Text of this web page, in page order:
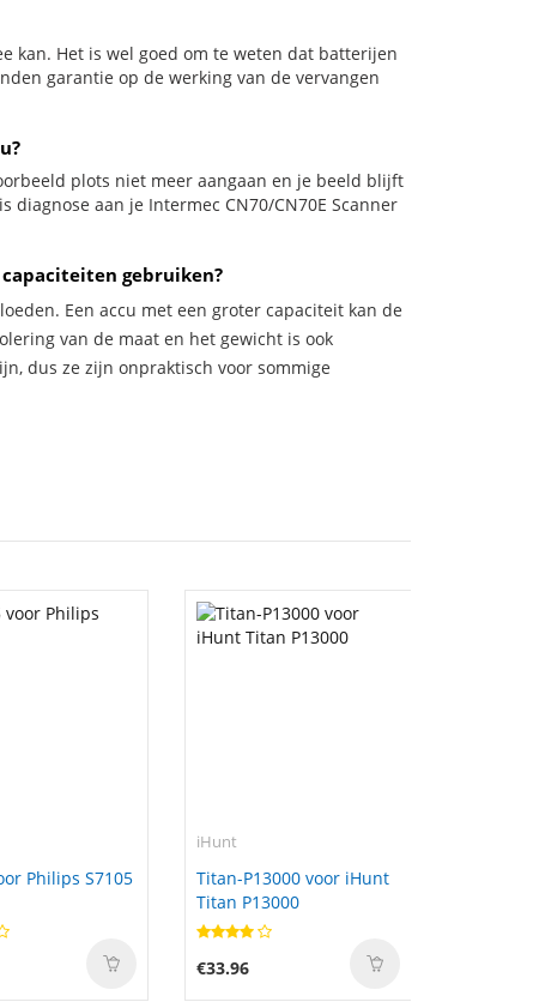
kan. Het is wel goed om te weten dat batterijen
garantie op de werking van de vervangen
plots niet meer aangaan en je beeld blijft
aan je Intermec CN70/CN70E Scanner
gebruiken?
Een accu met een groter capaciteit kan de
van de maat en het gewicht is ook
dus ze zijn onpraktisch voor sommige
Philips S7105
iHunt
Titan-P13000 voor iHunt
Titan P13000
€33.96